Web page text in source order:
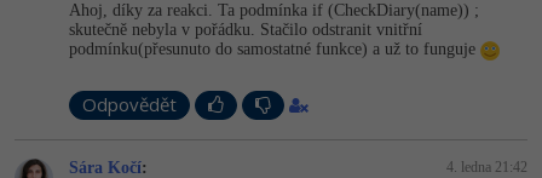
Ahoj, díky za reakci. Ta podmínka if (CheckDiary(name)) ;
skutečně nebyla v pořádku. Stačilo odstranit vnitřní
podmínku(přesunuto do samostatné funkce) a už to funguje
Odpovědět
Sára Kočí: 4. ledna 21:42